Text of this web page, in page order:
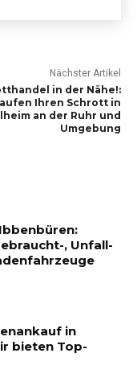
Nächster Artikel
in der Nähe!:
Ihren Schrott in
an der Ruhr und
Umgebung
, Unfall-
in
bieten Top-